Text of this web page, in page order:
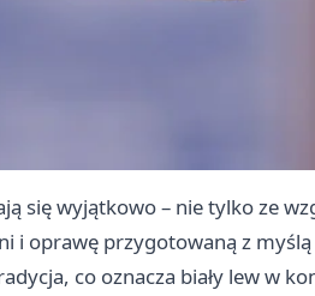
się wyjątkowo – nie tylko ze
oprawę przygotowaną z myślą
co oznacza biały lew w